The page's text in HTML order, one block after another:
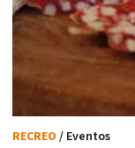
RECREO / Eventos